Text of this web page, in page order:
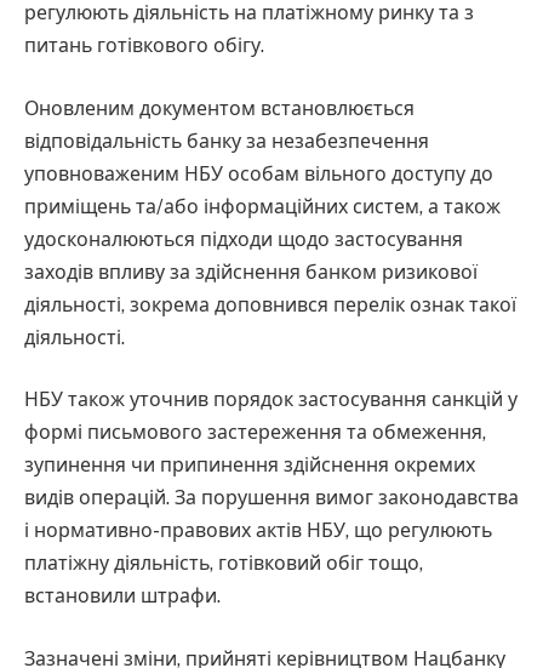
регулюють діяльність на платіжному ринку та з
питань готівкового обігу.
Оновленим документом встановлюється
відповідальність банку за незабезпечення
уповноваженим НБУ особам вільного доступу до
приміщень та/або інформаційних систем, а також
удосконалюються підходи щодо застосування
заходів впливу за здійснення банком ризикової
діяльності, зокрема доповнився перелік ознак такої
діяльності.
НБУ також уточнив порядок застосування санкцій у
формі письмового застереження та обмеження,
зупинення чи припинення здійснення окремих
видів операцій. За порушення вимог законодавства
і нормативно-правових актів НБУ, що регулюють
платіжну діяльність, готівковий обіг тощо,
встановили штрафи.
Зазначені зміни, прийняті керівництвом Нацбанку